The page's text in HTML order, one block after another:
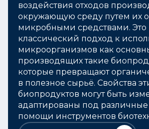
воздействия отходов
окружающую среду путем их
микробными средствами. Это
классический подход к
микроорганизмов как
производящих такие
которые превращают
в полезное сырьё. Свойства
биопродуктов могут быть
адаптированы под
помощи инструментов